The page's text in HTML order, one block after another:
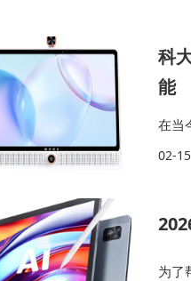
科
能
在当
知识
02-15
为了